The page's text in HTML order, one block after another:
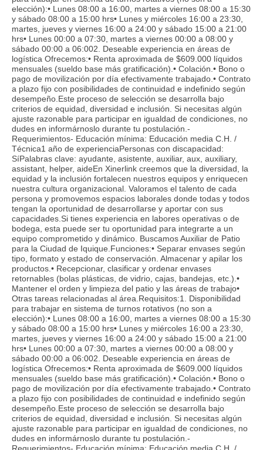
elección):• Lunes 08:00 a 16:00, martes a viernes 08:00 a 15:30
y sábado 08:00 a 15:00 hrs• Lunes y miércoles 16:00 a 23:30,
martes, jueves y viernes 16:00 a 24:00 y sábado 15:00 a 21:00
hrs• Lunes 00:00 a 07:30, martes a viernes 00:00 a 08:00 y
sábado 00:00 a 06:002. Deseable experiencia en áreas de
logística Ofrecemos:• Renta aproximada de $609.000 líquidos
mensuales (sueldo base más gratificación).• Colación.• Bono o
pago de movilización por día efectivamente trabajado.• Contrato
a plazo fijo con posibilidades de continuidad e indefinido según
desempeño.Este proceso de selección se desarrolla bajo
criterios de equidad, diversidad e inclusión. Si necesitas algún
ajuste razonable para participar en igualdad de condiciones, no
dudes en informárnoslo durante tu postulación.-
Requerimientos- Educación mínima: Educación media C.H. /
Técnica1 año de experienciaPersonas con discapacidad:
SíPalabras clave: ayudante, asistente, auxiliar, aux, auxiliary,
assistant, helper, aideEn Xinerlink creemos que la diversidad, la
equidad y la inclusión fortalecen nuestros equipos y enriquecen
nuestra cultura organizacional. Valoramos el talento de cada
persona y promovemos espacios laborales donde todas y todos
tengan la oportunidad de desarrollarse y aportar con sus
capacidades.Si tienes experiencia en labores operativas o de
bodega, esta puede ser tu oportunidad para integrarte a un
equipo comprometido y dinámico. Buscamos Auxiliar de Patio
para la Ciudad de Iquique.Funciones:• Separar envases según
tipo, formato y estado de conservación. Almacenar y apilar los
productos.• Recepcionar, clasificar y ordenar envases
retornables (bolas plásticas, de vidrio, cajas, bandejas, etc.).•
Mantener el orden y limpieza del patio y las áreas de trabajo•
Otras tareas relacionadas al área.Requisitos:1. Disponibilidad
para trabajar en sistema de turnos rotativos (no son a
elección):• Lunes 08:00 a 16:00, martes a viernes 08:00 a 15:30
y sábado 08:00 a 15:00 hrs• Lunes y miércoles 16:00 a 23:30,
martes, jueves y viernes 16:00 a 24:00 y sábado 15:00 a 21:00
hrs• Lunes 00:00 a 07:30, martes a viernes 00:00 a 08:00 y
sábado 00:00 a 06:002. Deseable experiencia en áreas de
logística Ofrecemos:• Renta aproximada de $609.000 líquidos
mensuales (sueldo base más gratificación).• Colación.• Bono o
pago de movilización por día efectivamente trabajado.• Contrato
a plazo fijo con posibilidades de continuidad e indefinido según
desempeño.Este proceso de selección se desarrolla bajo
criterios de equidad, diversidad e inclusión. Si necesitas algún
ajuste razonable para participar en igualdad de condiciones, no
dudes en informárnoslo durante tu postulación.-
Requerimientos- Educación mínima: Educación media C.H. /